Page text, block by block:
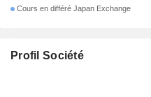
Profil Société
Cours en différé Japan Exchange